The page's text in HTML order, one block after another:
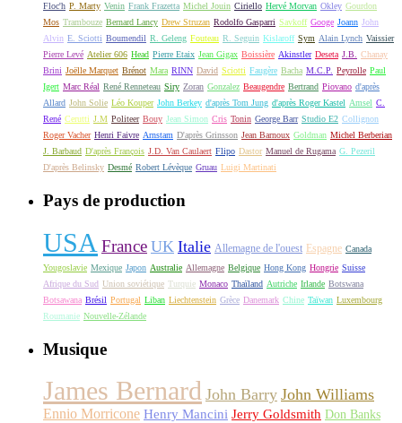
Floc'h P. Marty Venin Frank Frazetta Michel Jouin Ciriello Hervé Morvan Okley Gourdon
Mos Trambouze Bernard Lancy Drew Struzan Rodolfo Gasparri Savkoff Googe Joann John
Alvin E. Sciotti Boumendil R. Geleng Fouteau R. Seguin Kislaroff Sym Alain Lynch Vaissier
Pierre Levé Atelier 606 Head Pierre Etaix Jean Gigax Boissière Akinstler Deseta J.B. Chanay
Brini Joëlle Marquet Brénot Mara RINN David Sciotti Faugère Bacha M.C.P. Peyrolle Paul
Igert Marc Réal René Renneteau Siry Zoran Gonzalez Beaugendre Bertrand Piovano d'après
Allard John Solie Léo Kouper John Berkey d'après Tom Jung d'après Roger Kastel Amsel C.
René Cerutti J.M Politeer Bouy Jean Simon Cris Tonin George Barr Studio E2 Collignon
Roger Vacher Henri Faivre Arnstam D'après Grinsson Jean Barnoux Goldman Michel Berberian
J. Barbaud D'après François J.D. Van Caulaert Flipo Dastor Manuel de Rugama G. Pezeril
D'après Belinsky Desmé Robert Lévèque Gruau Luigi Martinati
Pays de production
USA France UK Italie Allemagne de l'ouest Espagne Canada
Yougoslavie Mexique Japon Australie Allemagne Belgique Hong Kong Hongrie Suisse
Afrique du Sud Union soviétique Turquie Monaco Thaïland Autriche Irlande Botswana
Botsawana Brésil Portugal Liban Liechtenstein Grèce Danemark Chine Taïwan Luxembourg
Roumanie Nouvelle-Zélande
Musique
James Bernard John Barry John Williams
Ennio Morricone Henry Mancini Jerry Goldsmith Don Banks